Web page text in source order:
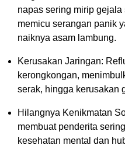
napas sering mirip
memicu serangan panik
naiknya asam lambung.
Kerusakan Jaringan:
kerongkongan,
serak, hingga kerusakan
Hilangnya Kenikmatan
membuat penderita
kesehatan mental dan